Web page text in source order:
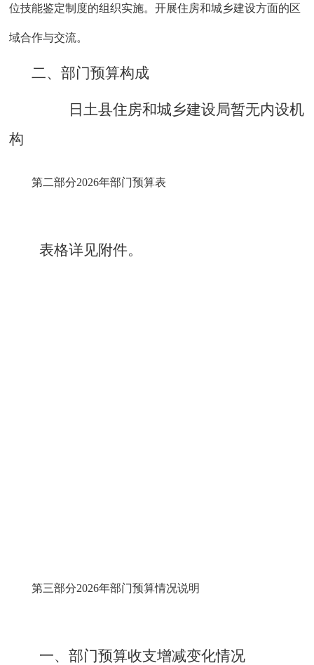
位技能鉴定制度的组织实施。开展住房和城乡建设方面的区
域合作与交流。
二、部门预算构成
日土县住房和城乡建设局暂无内设机
构
第二部分2026年部门预算表
表格详见附件。
第三部分2026年部门预算情况说明
一、部门预算收支增减变化情况